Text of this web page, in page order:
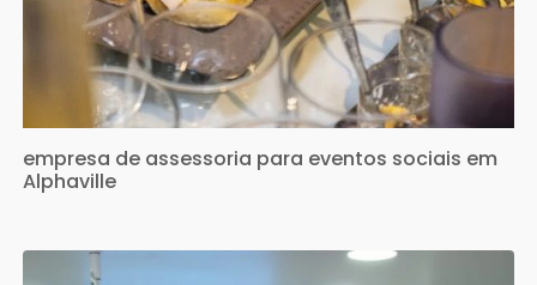
empresa de assessoria para eventos sociais em
Alphaville